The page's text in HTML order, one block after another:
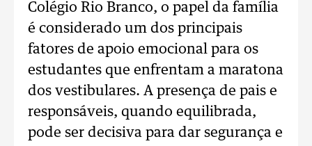
Colégio Rio Branco, o papel da família
é considerado um dos principais
fatores de apoio emocional para os
estudantes que enfrentam a maratona
dos vestibulares. A presença de pais e
responsáveis, quando equilibrada,
pode ser decisiva para dar segurança e